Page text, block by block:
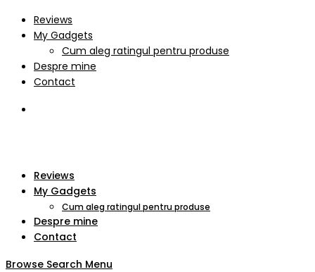
Reviews
My Gadgets
Cum aleg ratingul pentru produse
Despre mine
Contact
Reviews
My Gadgets
Cum aleg ratingul pentru produse
Despre mine
Contact
Browse Search Menu